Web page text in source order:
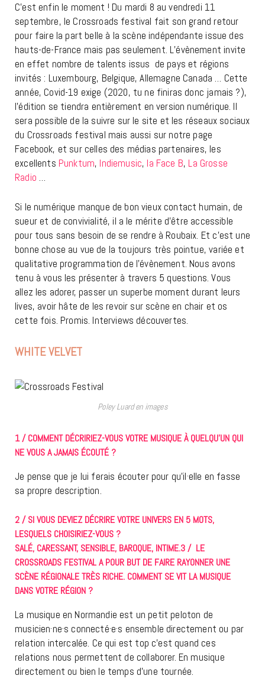
C’est enfin le moment ! Du mardi 8 au vendredi 11
septembre, le Crossroads festival fait son grand retour
pour faire la part belle à la scène indépendante issue des
hauts-de-France mais pas seulement. L’évènement invite
en effet nombre de talents issus de pays et régions
invités : Luxembourg, Belgique, Allemagne Canada … Cette
année, Covid-19 exige (2020, tu ne finiras donc jamais ?),
l’édition se tiendra entièrement en version numérique. Il
sera possible de la suivre sur le site et les réseaux sociaux
du Crossroads festival mais aussi sur notre page
Facebook, et sur celles des médias partenaires, les
excellents Punktum, Indiemusic, la Face B, La Grosse
Radio …
Si le numérique manque de bon vieux contact humain, de
sueur et de convivialité, il a le mérite d’être accessible
pour tous sans besoin de se rendre à Roubaix. Et c’est une
bonne chose au vue de la toujours très pointue, variée et
qualitative programmation de l’évènement. Nous avons
tenu à vous les présenter à travers 5 questions. Vous
allez les adorer, passer un superbe moment durant leurs
lives, avoir hâte de les revoir sur scène en chair et os
cette fois. Promis. Interviews découvertes.
WHITE VELVET
Poley Luard en images
1 / COMMENT DÉCRIRIEZ-VOUS VOTRE MUSIQUE À QUELQU’UN QUI
NE VOUS A JAMAIS ÉCOUTÉ ?
Je pense que je lui ferais écouter pour qu’il·elle en fasse
sa propre description.
2 / SI VOUS DEVIEZ DÉCRIRE VOTRE UNIVERS EN 5 MOTS,
LESQUELS CHOISIRIEZ-VOUS ?
SALÉ, CARESSANT, SENSIBLE, BAROQUE, INTIME.3 / LE
CROSSROADS FESTIVAL A POUR BUT DE FAIRE RAYONNER UNE
SCÈNE RÉGIONALE TRÈS RICHE. COMMENT SE VIT LA MUSIQUE
DANS VOTRE RÉGION ?
La musique en Normandie est un petit peloton de
musicien·ne·s connecté·e·s ensemble directement ou par
relation intercalée. Ce qui est top c’est quand ces
relations nous permettent de collaborer. En musique
directement ou bien le temps d’une tournée.